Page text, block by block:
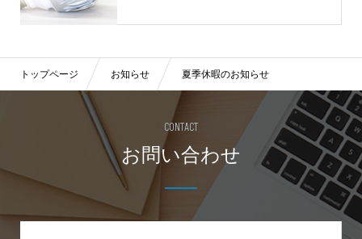
トップページ お知らせ 夏季休暇のお知らせ
CONTACT
お問い合わせ